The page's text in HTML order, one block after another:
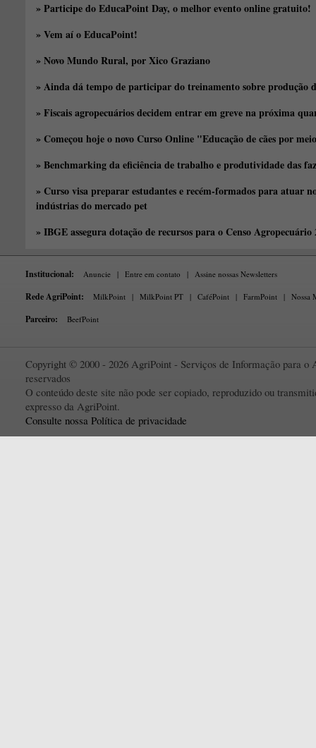
» Participe do EducaPoint Day, o melhor evento online gratuito!
» Vem aí o EducaPoint!
» Novo Mundo Rural, por Xico Graziano
» Ainda dá tempo de participar do treinamento sobre produção
» Fiscais agropecuários decidem entrar em greve na próxima
» Começou hoje o novo Curso Online "Educação de cães por
» Benchmarking da eficiência de trabalho e produtividade das
» Curso visa preparar estudantes e recém-formados para atuar
indústrias do mercado pet
» IBGE assegura dotação de recursos para o Censo Agropecuário
Institucional: Anuncie | Entre em contato | Assine nossas Newsletters
Rede AgriPoint: MilkPoint | MilkPoint PT | CaféPoint | FarmPoint | Nossa
Parceiro: BeefPoint
Copyright © 2000 - 2026 AgriPoint - Serviços de Informação para o
reservados
O conteúdo deste site não pode ser copiado, reproduzido ou
expresso da AgriPoint.
Consulte nossa Política de privacidade